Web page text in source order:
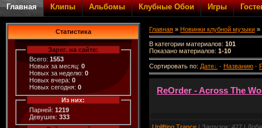
Главная Клипы Альбомы Клубные Обои Игры
Статистика
Зарег. на сайте:
Всего:1553
Новых за месяц: 0
Новых за неделю: 0
Новых вчера: 0
Новых сегодня: 0
Из них:
Парней: 1219
Девушек: 333
Главная » Новинки клубной музыки »
В категории материалов: 101
Показано материалов: 1-10
Сортировать по: Дате · Названию ·
ReOrder - Across The